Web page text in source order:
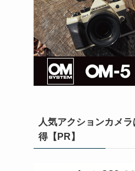
人気アクションカメ
得【PR】